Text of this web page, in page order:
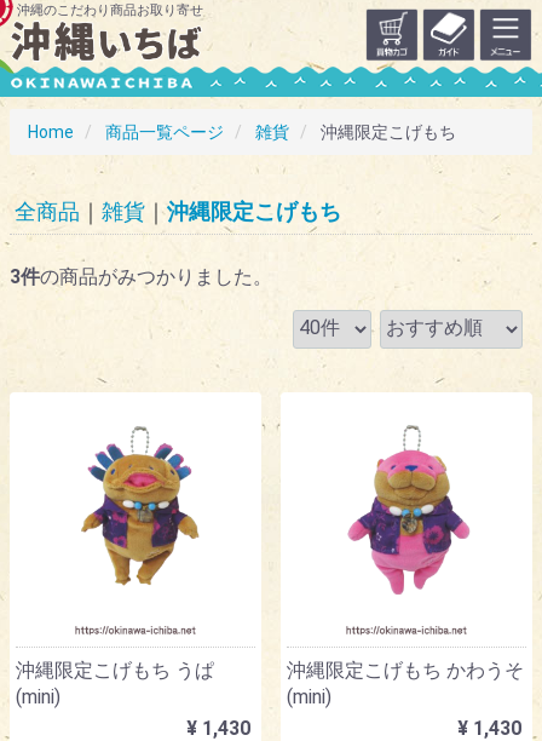
沖縄のこだわり商品お取り寄せ
Home 商品一覧ページ 雑貨 沖縄限定こげもち
全商品 雑貨 沖縄限定こげもち
3件の商品がみつかりました。
沖縄限定こげもち うぱ
(mini)
¥ 1,430
沖縄限定こげもち かわうそ
(mini)
¥ 1,430